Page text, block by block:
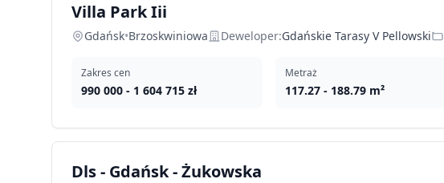
Villa Park Iii
Gdańsk•Brzoskwiniowa Deweloper:Gdańskie Tarasy V Pellowski
Zakres cen
990 000 - 1 604 715 zł
Metraż
117.27 - 188.79 m²
Dls - Gdańsk - Żukowska